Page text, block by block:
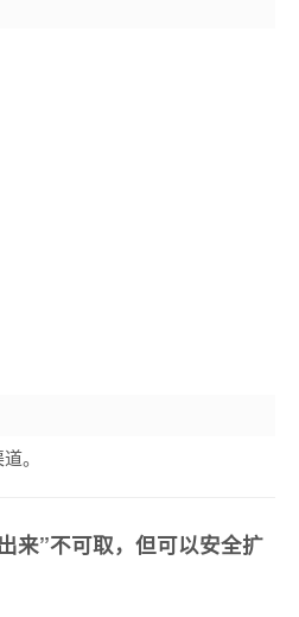
。
来”不可取，但可以安全扩